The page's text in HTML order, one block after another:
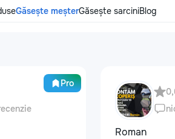
Găsește meșterGăsește sarciniBlog
Pro
Roman